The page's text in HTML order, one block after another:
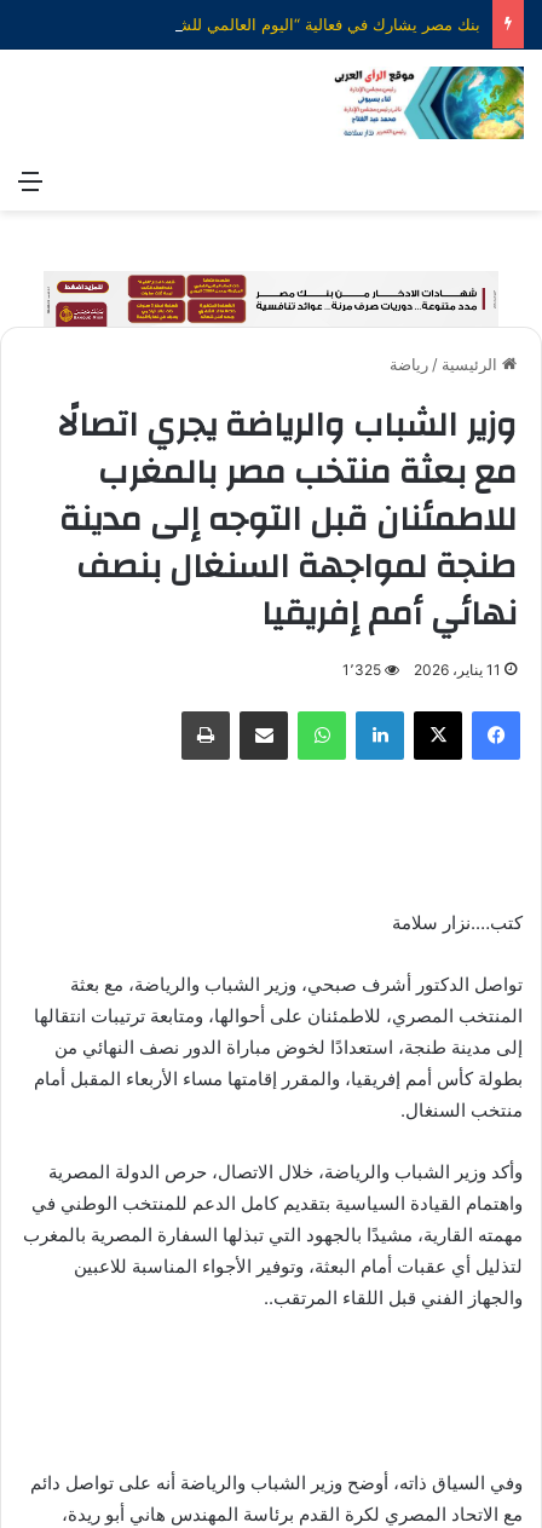
الرئيسية /رياضة
وزير الشباب والرياضة يجري اتصالًا
مع بعثة منتخب مصر بالمغرب
للاطمئنان قبل التوجه إلى مدينة
طنجة لمواجهة السنغال بنصف
نهائي أمم إفريقيا
11 يناير، 2026 1٬325
فيسبوك X لينكدإن واتساب مشاركة عبر البريد طباعة
كتب….نزار سلامة
تواصل الدكتور أشرف صبحي، وزير الشباب والرياضة، مع بعثة
المنتخب المصري، للاطمئنان على أحوالها، ومتابعة ترتيبات انتقالها
إلى مدينة طنجة، استعدادًا لخوض مباراة الدور نصف النهائي من
بطولة كأس أمم إفريقيا، والمقرر إقامتها مساء الأربعاء المقبل أمام
منتخب السنغال.
وأكد وزير الشباب والرياضة، خلال الاتصال، حرص الدولة المصرية
واهتمام القيادة السياسية بتقديم كامل الدعم للمنتخب الوطني في
مهمته القارية، مشيدًا بالجهود التي تبذلها السفارة المصرية بالمغرب
لتذليل أي عقبات أمام البعثة، وتوفير الأجواء المناسبة للاعبين
والجهاز الفني قبل اللقاء المرتقب..
وفي السياق ذاته، أوضح وزير الشباب والرياضة أنه على تواصل دائم
مع الاتحاد المصري لكرة القدم برئاسة المهندس هاني أبو ريدة،